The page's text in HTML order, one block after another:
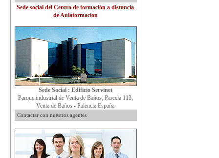
Sede social del Centro de formación a distancia
de Aulaformacion
Sede Social : Edificio Servinet
Parque industrial de Venta de Baños, Parcela 113,
Venta de Baños - Palencia España
Contactar con nuestros agentes